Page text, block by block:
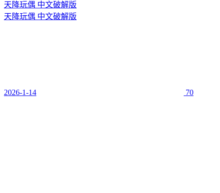
天降玩偶 中文破解版
天降玩偶 中文破解版
2026-1-14 70